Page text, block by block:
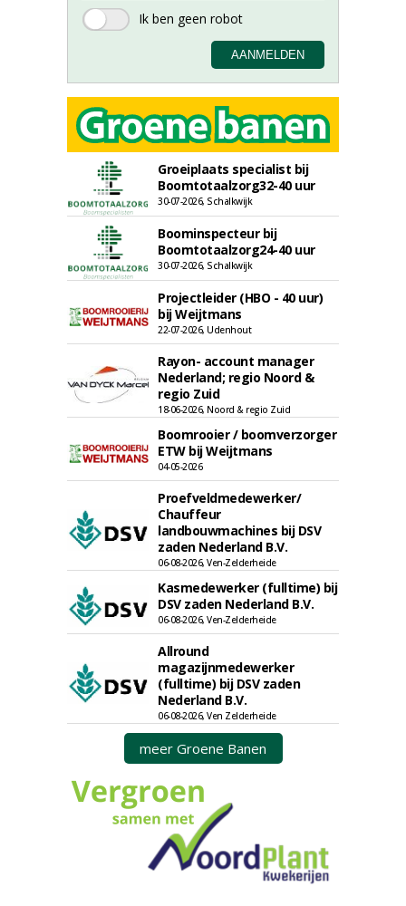
Groeiplaats specialist bij
Boomtotaalzorg32-40 uur
30-07-2026, Schalkwijk
Boominspecteur bij
Boomtotaalzorg24-40 uur
30-07-2026, Schalkwijk
Projectleider (HBO - 40 uur)
bij Weijtmans
22-07-2026, Udenhout
Rayon- account manager
Nederland; regio Noord &
regio Zuid
18-06-2026, Noord & regio Zuid
Boomrooier / boomverzorger
ETW bij Weijtmans
04-05-2026
Proefveldmedewerker/
Chauffeur
landbouwmachines bij DSV
zaden Nederland B.V.
06-08-2026, Ven-Zelderheide
Kasmedewerker (fulltime) bij
DSV zaden Nederland B.V.
06-08-2026, Ven-Zelderheide
Allround
magazijnmedewerker
(fulltime) bij DSV zaden
Nederland B.V.
06-08-2026, Ven Zelderheide
meer Groene Banen